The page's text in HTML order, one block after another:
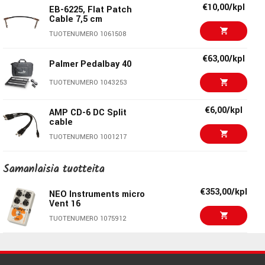
Current Draw : 180mA
Connectors: Input, Output, DC In
Ernie Ball EB-1136
TUOTENUMERO 1000113
TUOTENUMERO 1081821
Dreadbox Komorebi €191,00/kpl
Citadel Planetary
TUOTENUMERO 1094448
€189,00
VOX AC4 Hand-Wired €1069,00/kpl
Wampler Plexidrive
Deluxe
TUOTENUMERO 1079073
€219,00/kpl
EB-6225, Flat Patch
Cable 7,5 cm
TUOTENUMERO 1061508
€10,00/kpl
Palmer Pedalbay 40
TUOTENUMERO 1043253
€63,00/kpl
AMP CD-6 DC Split
cable
TUOTENUMERO 1001217
€6,00/kpl
EB-6224, Flat Patch
Cable, Multipack
TUOTENUMERO 1061507
EB-6221, Flat Patch
Cable 15 cm, 3-pack
€32,40/pak
Samanlaisia ​​tuotteita
NEO Instruments micro
Vent 16
TUOTENUMERO 1075912
€353,00/kpl